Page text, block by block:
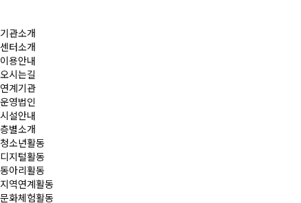
기관소개
센터소개
이용안내
오시는길
연계기관
운영법인
시설안내
층별소개
청소년활동
디지털활동
동아리활동
지역연계활동
문화체험활동